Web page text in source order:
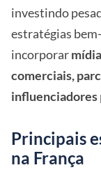
investindo
estratégias
incorporar
comerciais,
influenciadores
Principais
na França